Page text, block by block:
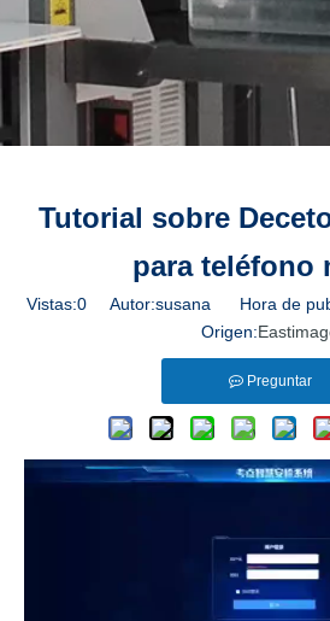
Tutorial sobre
para teléfono
Vistas:0Autor:susana Hora de
Origen:
Preguntar